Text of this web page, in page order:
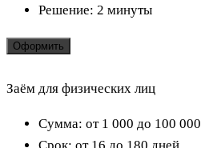
Решение: 2 минуты
Оформить
Заём для физических лиц
Сумма: от 1 000 до 100 000